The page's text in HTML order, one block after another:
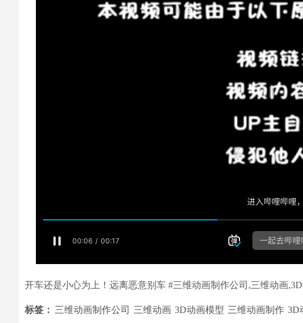
开车还是小心为上！远离恶意别车 #三维动画制作公司,三维动画
标签： 三维动画制作公司 三维动画 3D动画模型 三维动画制作 3D